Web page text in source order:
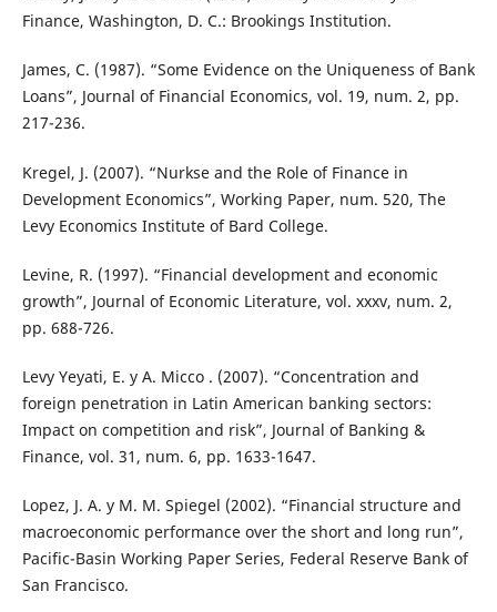
Finance, Washington, D. C.: Brookings Institution.
James, C. (1987). “Some Evidence on the Uniqueness of Bank
Loans”, Journal of Financial Economics, vol. 19, num. 2, pp.
217-236.
Kregel, J. (2007). “Nurkse and the Role of Finance in
Development Economics”, Working Paper, num. 520, The
Levy Economics Institute of Bard College.
Levine, R. (1997). “Financial development and economic
growth”, Journal of Economic Literature, vol. xxxv, num. 2,
pp. 688-726.
Levy Yeyati, E. y A. Micco . (2007). “Concentration and
foreign penetration in Latin American banking sectors:
Impact on competition and risk”, Journal of Banking &
Finance, vol. 31, num. 6, pp. 1633-1647.
Lopez, J. A. y M. M. Spiegel (2002). “Financial structure and
macroeconomic performance over the short and long run”,
Pacific-Basin Working Paper Series, Federal Reserve Bank of
San Francisco.